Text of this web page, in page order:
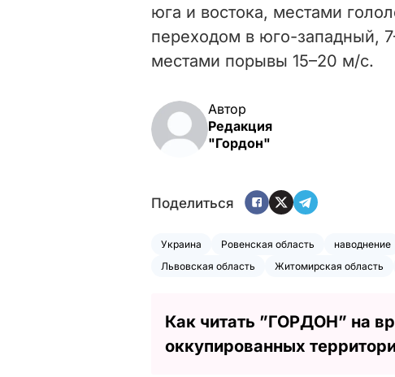
юга и востока, местами
переходом в юго-западный,
местами порывы 15–20 м/с.
Автор
Редакция
"Гордон"
Поделиться
Украина Ровенская область наводнение
Львовская область
Житомирская область
Как читать ”ГОРДОН” на
оккупированных